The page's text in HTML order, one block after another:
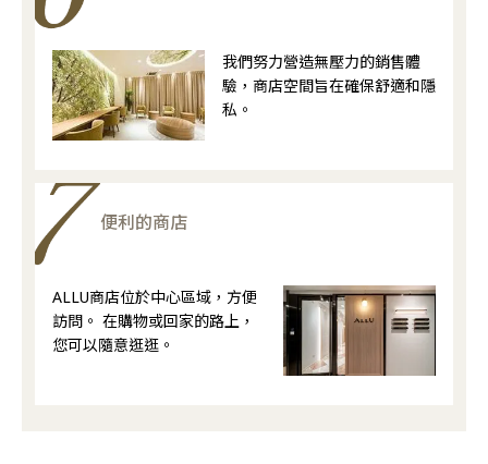
我們努力營造無壓力的銷售體
驗，商店空間旨在確保舒適和隱
私。
便利的商店
ALLU商店位於中心區域，方便
訪問。 在購物或回家的路上，
您可以隨意逛逛。